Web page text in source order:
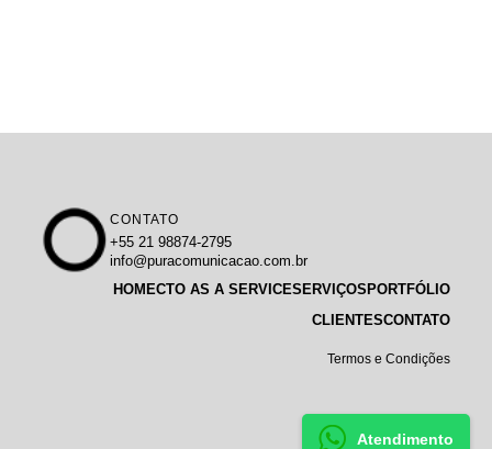
CONTATO
+55 21 98874-2795
info@puracomunicacao.com.br
HOMECTO AS A SERVICESERVIÇOSPORTFÓLIO
CLIENTESCONTATO
Termos e Condições
Atendimento